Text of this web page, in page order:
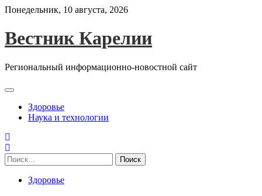
Skip
content
Понедельник, 10 августа, 2026
Вестник Карелии
Региональный информационно-новостной сайт
Здоровье
Наука и технологии
Найти:
Здоровье